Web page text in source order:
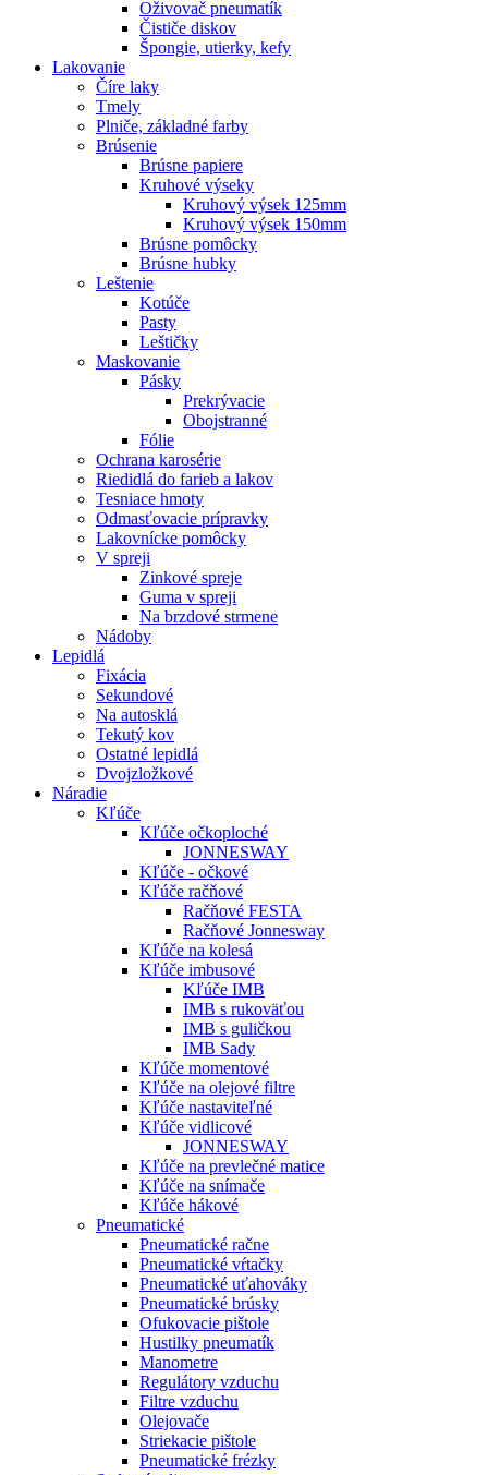
Oživovač pneumatík
Čističe diskov
Špongie, utierky, kefy
Lakovanie
Číre laky
Tmely
Plniče, základné farby
Brúsenie
Brúsne papiere
Kruhové výseky
Kruhový výsek 125mm
Kruhový výsek 150mm
Brúsne pomôcky
Brúsne hubky
Leštenie
Kotúče
Pasty
Leštičky
Maskovanie
Pásky
Prekrývacie
Obojstranné
Fólie
Ochrana karosérie
Riedidlá do farieb a lakov
Tesniace hmoty
Odmasťovacie prípravky
Lakovnícke pomôcky
V spreji
Zinkové spreje
Guma v spreji
Na brzdové strmene
Nádoby
Lepidlá
Fixácia
Sekundové
Na autosklá
Tekutý kov
Ostatné lepidlá
Dvojzložkové
Náradie
Kľúče
Kľúče očkoploché
JONNESWAY
Kľúče - očkové
Kľúče račňové
Račňové FESTA
Račňové Jonnesway
Kľúče na kolesá
Kľúče imbusové
Kľúče IMB
IMB s rukoväťou
IMB s guličkou
IMB Sady
Kľúče momentové
Kľúče na olejové filtre
Kľúče nastaviteľné
Kľúče vidlicové
JONNESWAY
Kľúče na prevlečné matice
Kľúče na snímače
Kľúče hákové
Pneumatické
Pneumatické račne
Pneumatické vŕtačky
Pneumatické uťahováky
Pneumatické brúsky
Ofukovacie pištole
Hustilky pneumatík
Manometre
Regulátory vzduchu
Filtre vzduchu
Olejovače
Striekacie pištole
Pneumatické frézky